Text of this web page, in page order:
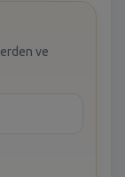
ve